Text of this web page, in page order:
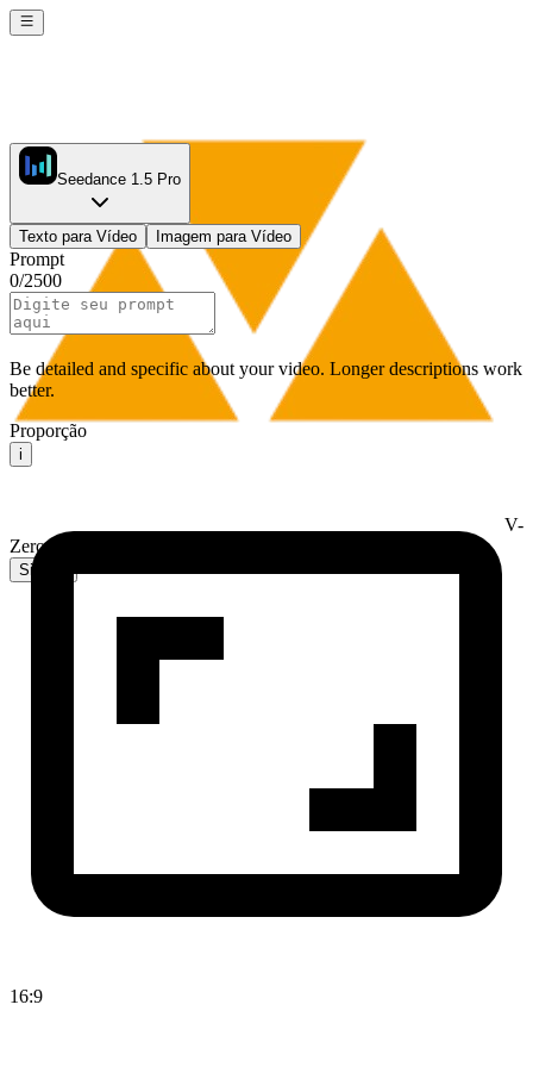
V-
Zero-3 AI
Sign In
Seedance 1.5 Pro
Texto para Vídeo Imagem para Vídeo
Prompt
0/2500
Be detailed and specific about your video. Longer descriptions work
better.
Proporção
i
16:9